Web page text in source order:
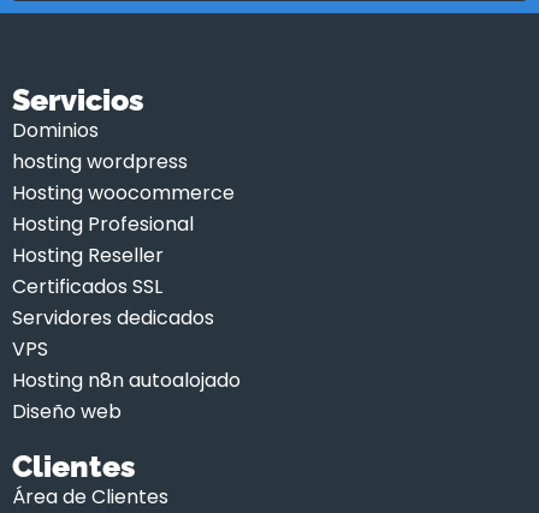
Servicios
Dominios
hosting wordpress
Hosting woocommerce
Hosting Profesional
Hosting Reseller
Certificados SSL
Servidores dedicados
VPS
Hosting n8n autoalojado
Diseño web
Clientes
Área de Clientes